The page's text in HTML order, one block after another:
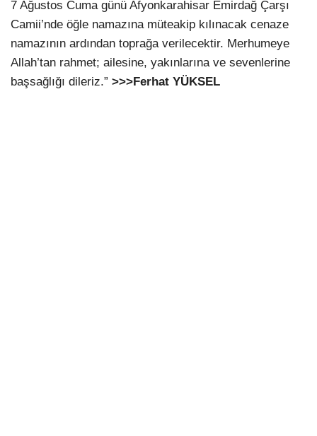
7 Ağustos Cuma günü Afyonkarahisar Emirdağ Çarşı
Camii’nde öğle namazına müteakip kılınacak cenaze
namazının ardından toprağa verilecektir. Merhumeye
Allah’tan rahmet; ailesine, yakınlarına ve sevenlerine
başsağlığı dileriz.” >>>Ferhat YÜKSEL